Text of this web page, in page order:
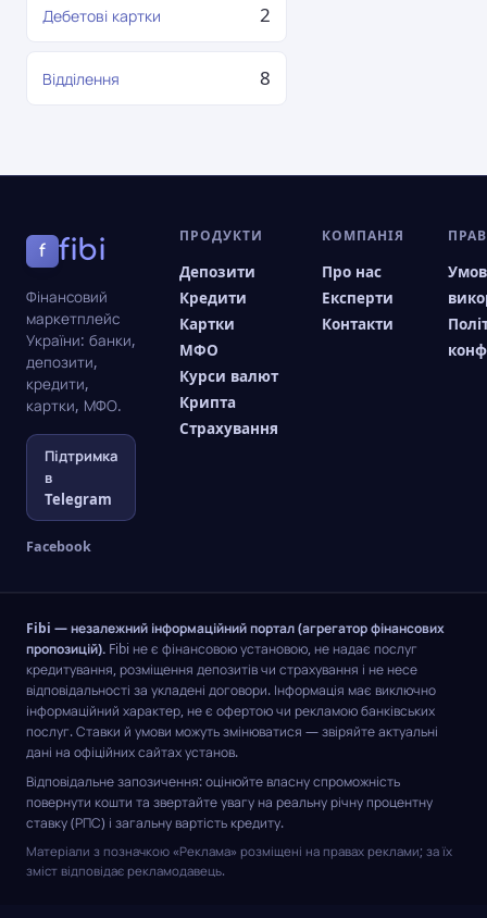
Дебетові картки 2
Відділення 8
f fibi
Фінансовий
маркетплейс
України: банки,
депозити,
кредити,
картки, МФО.
Підтримка
в
Telegram
Facebook
ПРОДУКТИ
Депозити
Кредити
Картки
МФО
Курси валют
Крипта
Страхування
КОМПАНІЯ
Про нас
Експерти
Контакти
Fibi — незалежний інформаційний портал (агрегатор фінансових
пропозицій). Fibi не є фінансовою установою, не надає послуг
кредитування, розміщення депозитів чи страхування і не несе
відповідальності за укладені договори. Інформація має виключно
інформаційний характер, не є офертою чи рекламою банківських
послуг. Ставки й умови можуть змінюватися — звіряйте актуальні
дані на офіційних сайтах установ.
Відповідальне запозичення: оцінюйте власну спроможність
повернути кошти та звертайте увагу на реальну річну процентну
ставку (РПС) і загальну вартість кредиту.
Матеріали з позначкою «Реклама» розміщені на правах реклами; за їх
зміст відповідає рекламодавець.